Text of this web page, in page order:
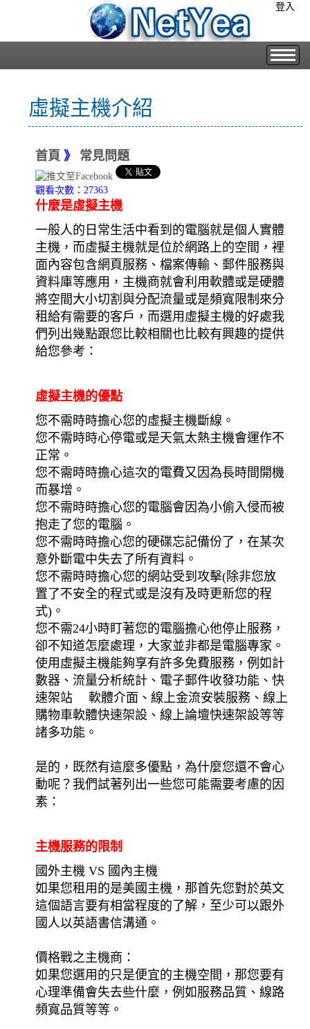
登入
虛擬主機介紹
首頁 》 常見問題
觀看次數：27363
什麼是虛擬主機
一般人的日常生活中看到的電腦就是個人實體
主機，而虛擬主機就是位於網路上的空間，裡
面內容包含網頁服務、檔案傳輸、郵件服務與
資料庫等應用，主機商就會利用軟體或是硬體
將空間大小切割與分配流量或是頻寬限制來分
租給有需要的客戶，而選用虛擬主機的好處我
們列出幾點跟您比較相關也比較有興趣的提供
給您參考：
虛擬主機的優點
您不需時時擔心您的虛擬主機斷線。
您不需時時心停電或是天氣太熱主機會運作不
正常。
您不需時時擔心這次的電費又因為長時間開機
而暴增。
您不需時時擔心您的電腦會因為小偷入侵而被
抱走了您的電腦。
您不需時時擔心您的硬碟忘記備份了，在某次
意外斷電中失去了所有資料。
您不需時時擔心您的網站受到攻擊(除非您放
置了不安全的程式或是沒有及時更新您的程
式)。
您不需24小時盯著您的電腦擔心他停止服務，
卻不知道怎麼處理，大家並非都是電腦專家。
使用虛擬主機能夠享有許多免費服務，例如計
數器、流量分析統計、電子郵件收發功能、快
速架站 軟體介面、線上金流安裝服務、線上
購物車軟體快速架設、線上論壇快速架設等等
諸多功能。
是的，既然有這麼多優點，為什麼您還不會心
動呢？我們試著列出一些您可能需要考慮的因
素：
主機服務的限制
國外主機 VS 國內主機
如果您租用的是美國主機，那首先您對於英文
這個語言要有相當程度的了解，至少可以跟外
國人以英語書信溝通。
價格戰之主機商：
如果您選用的只是便宜的主機空間，那您要有
心理準備會失去些什麼，例如服務品質、線路
頻寬品質等等。